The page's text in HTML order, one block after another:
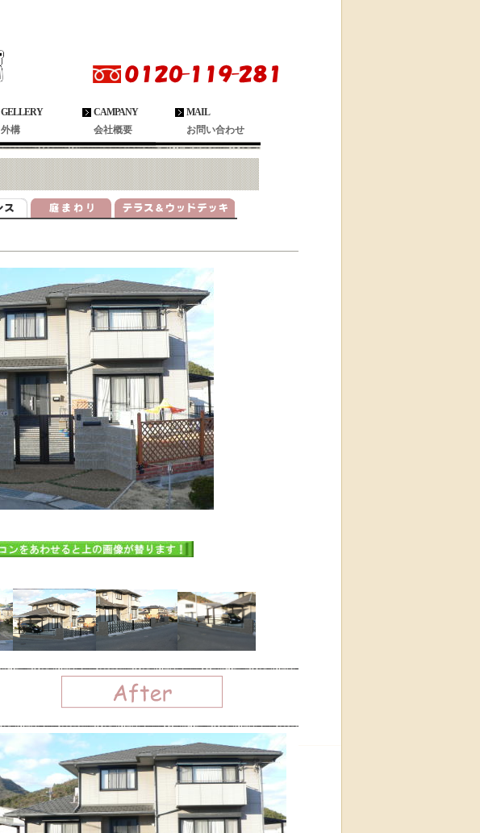
外構
GELLERY
会社概要
CAMPANY
お問い合わせ
MAIL